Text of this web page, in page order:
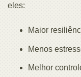
eles:
Maior
Menos
Melhor